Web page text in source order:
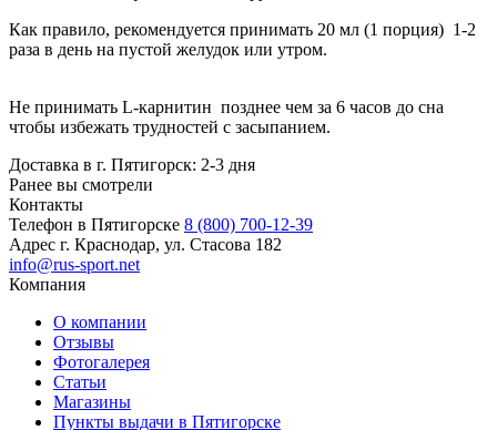
Как правило, рекомендуется принимать 20 мл (1 порция) 1-2
раза в день на пустой желудок или утром.
Не принимать L-карнитин позднее чем за 6 часов до сна
чтобы избежать трудностей с засыпанием.
Доставка в г. Пятигорск: 2-3 дня
Ранее вы смотрели
Контакты
Телефон в Пятигорске 8 (800) 700-12-39
Адрес г. Краснодар, ул. Стасова 182
info@rus-sport.net
Компания
О компании
Отзывы
Фотогалерея
Статьи
Магазины
Пункты выдачи в Пятигорске